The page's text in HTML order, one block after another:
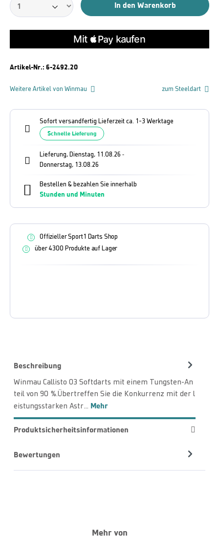
Beschreibung
Winmau Callisto 03 Softdarts mit einem Tungsten-An
teil von 90 %.Übertreffen Sie die Konkurrenz mit der l
eistungsstarken Astr… Mehr
Produktsicherheitsinformationen
Bewertungen
In den Warenkorb
Artikel-Nr.: 6-2492.20
Weitere Artikel von Winmau zum Steeldart
Sofort versandfertig Lieferzeit ca. 1-3 Werktage
Schnelle Lieferung
Lieferung, Dienstag, 11.08.26 -
Donnerstag, 13.08.26
Bestellen & bezahlen Sie innerhalb
Stunden und Minuten
Offizieller Sport1 Darts Shop
über 4300 Produkte auf Lager
Mehr von